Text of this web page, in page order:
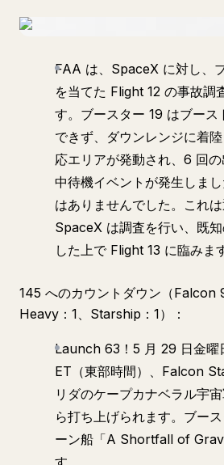
FAA は、SpaceX に対し、
を当てた Flight 12 の事故調
す。ブースター 19 はブース
できず、ダウンレンジに着
応エリアが発動され、6 回
中待機イベントが発生しま
はありませんでした。これは
SpaceX は調査を行い、既
した上で Flight 13 に臨みま
145 へのカウントダウン（Falcon
Heavy：1、Starship：1）：
Launch 63！5 月 29 日金曜
ET（東部時間）、Falcon
リダのケープカナベラル宇
ら打ち上げられます。ブー
ーン船「A Shortfall of
す。